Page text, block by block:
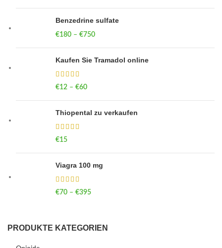
Benzedrine sulfate
€180 – €750
Kaufen Sie Tramadol online
€12 – €60
Thiopental zu verkaufen
€15
Viagra 100 mg
€70 – €395
PRODUKTE KATEGORIEN